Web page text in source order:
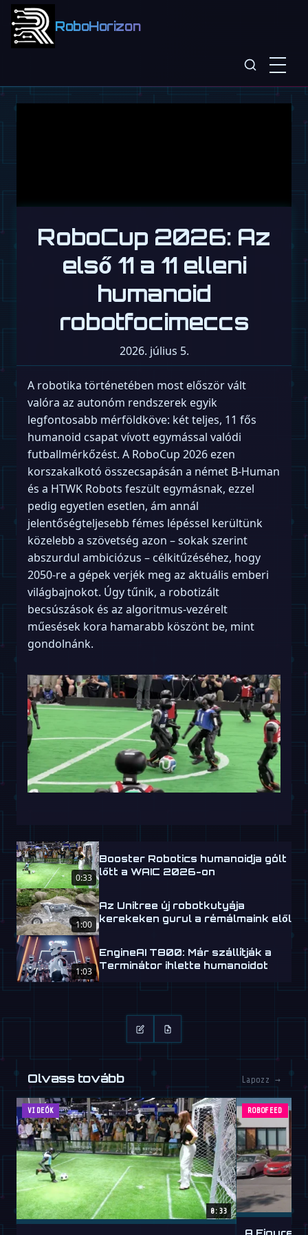
RoboHorizon
RoboCup 2026: Az
első 11 a 11 elleni
humanoid
robotfocimeccs
2026. július 5.
A robotika történetében most először vált
valóra az autonóm rendszerek egyik
legfontosabb mérföldköve: két teljes, 11 fős
humanoid csapat vívott egymással valódi
futballmérkőzést. A RoboCup 2026 ezen
korszakalkotó összecsapásán a német B-Human
és a HTWK Robots feszült egymásnak, ezzel
pedig egyetlen esetlen, ám annál
jelentőségteljesebb fémes lépéssel kerültünk
közelebb a szövetség azon – sokak szerint
abszurdul ambiciózus – célkitűzéséhez, hogy
2050-re a gépek verjék meg az aktuális emberi
világbajnokot. Úgy tűnik, a robotizált
becsúszások és az algoritmus-vezérelt
műesések kora hamarabb köszönt be, mint
gondolnánk.
0:33
Booster Robotics humanoidja gólt
lőtt a WAIC 2026-on
1:00
Az Unitree új robotkutyája
kerekeken gurul a rémálmaink elől
1:03
EngineAI T800: Már szállítják a
Terminátor ihlette humanoidot
Olvass tovább Lapozz →
VIDEÓK
0:33
ROBOFEED
A Figure